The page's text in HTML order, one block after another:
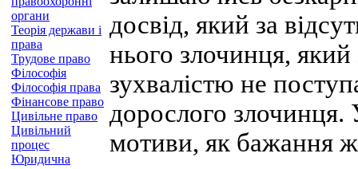
органи
Теорія держави і
права
Трудове право
Філософія
Філософія права
Фінансове право
Цивільне право
Цивільний
процес
Юридична
досвід, який за
нього злочинця,
зухвалістю не
дорослого злочинця.
мотиви, як бажання